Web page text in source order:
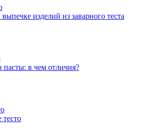
изделий из заварного теста
в чем отличия?
тесто